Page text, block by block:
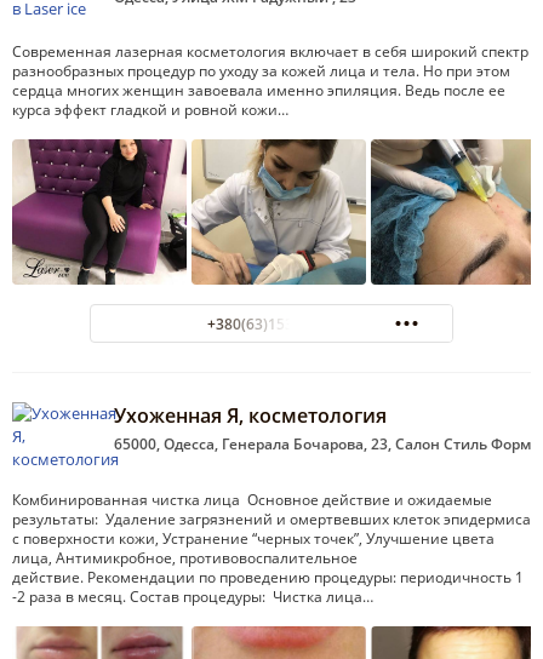
Современная лазерная косметология включает в себя широкий спектр
разнообразных процедур по уходу за кожей лица и тела. Но при этом
сердца многих женщин завоевала именно эпиляция. Ведь после ее
курса эффект гладкой и ровной кожи…
+380(63)153-59-96
Ухоженная Я, косметология
65000, Одесса, Генерала Бочарова, 23, Салон Стиль Форм
Комбинированная чистка лица Основное действие и ожидаемые
результаты: Удаление загрязнений и омертвевших клеток эпидермиса
с поверхности кожи, Устранение “черных точек”, Улучшение цвета
лица, Антимикробное, противовоспалительное
действие. Рекомендации по проведению процедуры: периодичность 1
-2 раза в месяц. Состав процедуры: Чистка лица…